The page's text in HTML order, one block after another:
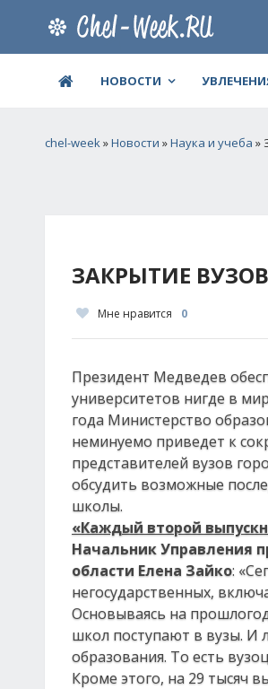
НОВОСТИ
chel-week»Новости »Наука и учеба »
ЗАКРЫТИЕ
Мне нравится 0
Президент Медведев
университетов нигде в
года Министерство
неминуемо приведет к
представителей вузов
обсудить возможные
школы.
«Каждый второй
Начальник Управления
области Елена Зайко:
негосударственных,
Основываясь на
школ поступают в вузы. И
образования. То есть
Кроме этого, на 29 тысяч